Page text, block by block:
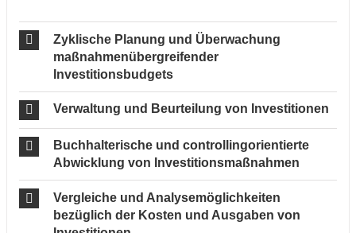
Zyklische Planung und Überwachung
maßnahmenübergreifender
Investitionsbudgets
Verwaltung und Beurteilung von Investitionen
Buchhalterische und controllingorientierte
Abwicklung von Investitionsmaßnahmen
Vergleiche und Analysemöglichkeiten
bezüglich der Kosten und Ausgaben von